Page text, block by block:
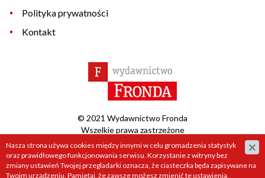
Polityka prywatności
Kontakt
© 2021 Wydawnictwo Fronda
Wszelkie prawa zastrzeżone
Projekt &cms:www.zstudio.pl
Nasza strona używa cookies między innymi w celu gromadzenia statystyk
oraz prawidłowego funkcjonowania serwisu. Korzystanie z witryny bez
zmiany ustawień Twojej przegladarki oznacza, że ciasteczka będa zapisywane na
Twoim urządzeniu. Pamietaj, że zawsze możesz zmienić te ustawienia.